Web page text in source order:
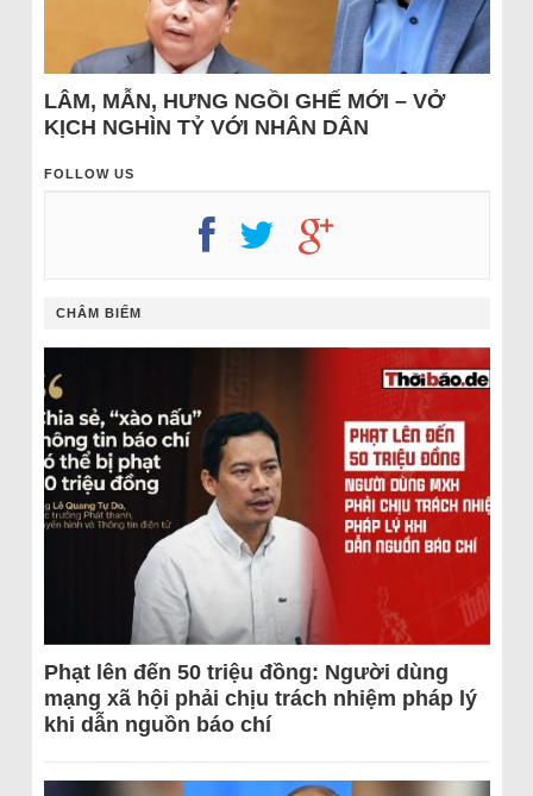
LÂM, MẪN, HƯNG NGỒI GHẾ MỚI – VỞ
KỊCH NGHÌN TỶ VỚI NHÂN DÂN
FOLLOW US
CHÂM BIẾM
Phạt lên đến 50 triệu đồng: Người dùng
mạng xã hội phải chịu trách nhiệm pháp lý
khi dẫn nguồn báo chí